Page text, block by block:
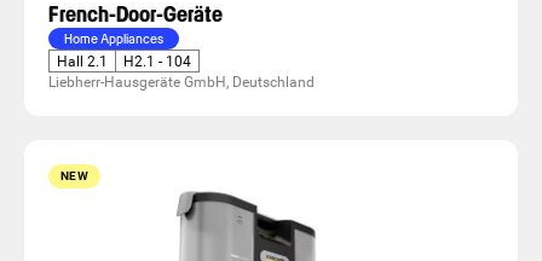
French-Door-Geräte
Home Appliances
Hall 2.1
H2.1 - 104
Liebherr-Hausgeräte GmbH, Deutschland
NEW